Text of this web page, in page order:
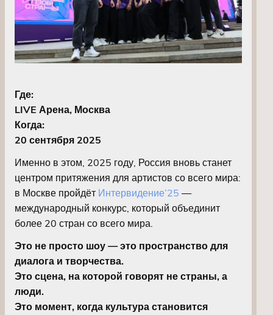
Где:
LIVE Арена, Москва
Когда:
20 сентября 2025
Именно в этом, 2025 году, Россия вновь станет
центром притяжения для артистов со всего мира:
в Москве пройдёт Интервидение’25 —
международный конкурс, который объединит
более 20 стран со всего мира.
Это не просто шоу — это пространство для
диалога и творчества.
Это сцена, на которой говорят не страны, а
люди.
Это момент, когда культура становится